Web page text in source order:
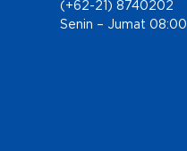
(+62-21) 8740202
Senin – Jumat